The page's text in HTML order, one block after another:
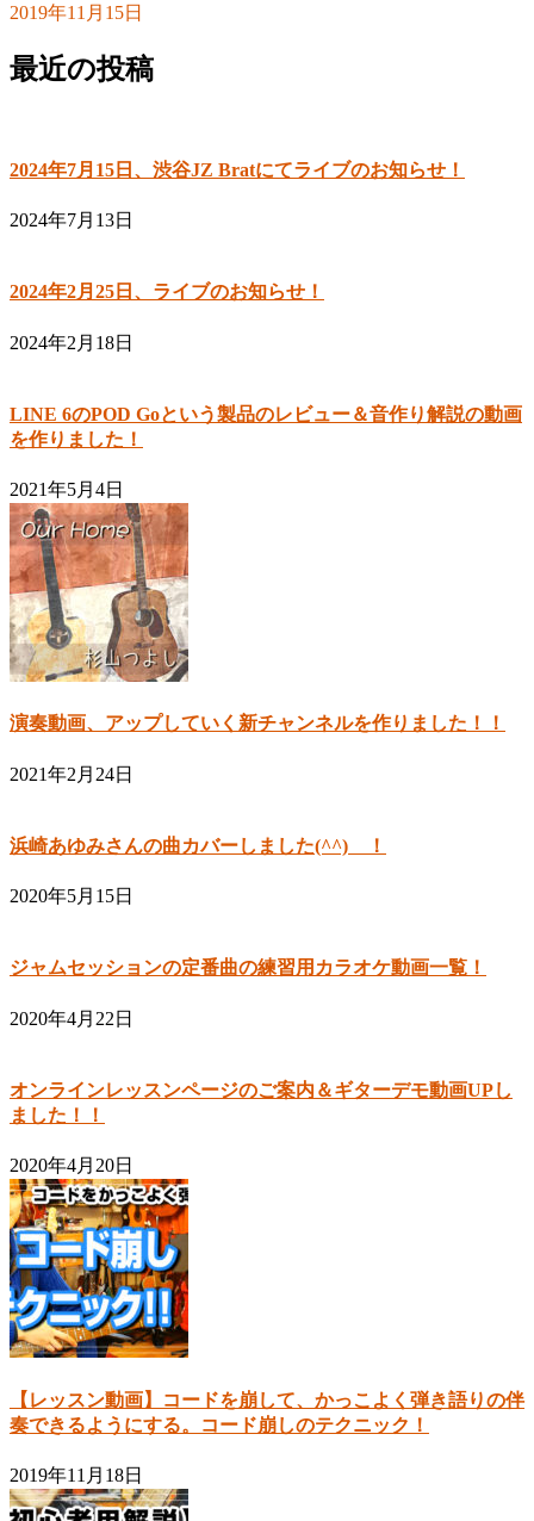
2019年11月15日
最近の投稿
2024年7月15日、渋谷JZ Bratにてライブのお知らせ！
2024年7月13日
2024年2月25日、ライブのお知らせ！
2024年2月18日
LINE 6のPOD Goという製品のレビュー＆音作り解説の動画
を作りました！
2021年5月4日
演奏動画、アップしていく新チャンネルを作りました！！
2021年2月24日
浜崎あゆみさんの曲カバーしました(^^) ！
2020年5月15日
ジャムセッションの定番曲の練習用カラオケ動画一覧！
2020年4月22日
オンラインレッスンページのご案内＆ギターデモ動画UPし
ました！！
2020年4月20日
【レッスン動画】コードを崩して、かっこよく弾き語りの伴
奏できるようにする。コード崩しのテクニック！
2019年11月18日